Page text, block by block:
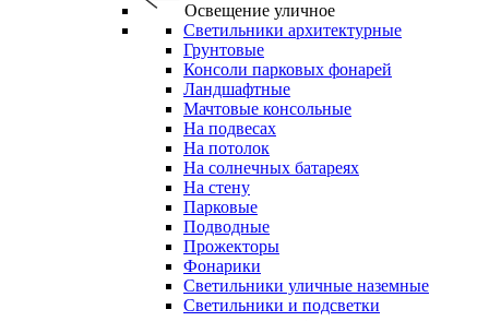
Освещение уличное
Светильники архитектурные
Грунтовые
Консоли парковых фонарей
Ландшафтные
Мачтовые консольные
На подвесах
На потолок
На солнечных батареях
На стену
Парковые
Подводные
Прожекторы
Фонарики
Светильники уличные наземные
Светильники и подсветки